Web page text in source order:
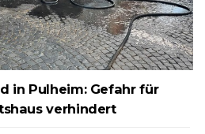
in Pulheim: Gefahr für
verhindert